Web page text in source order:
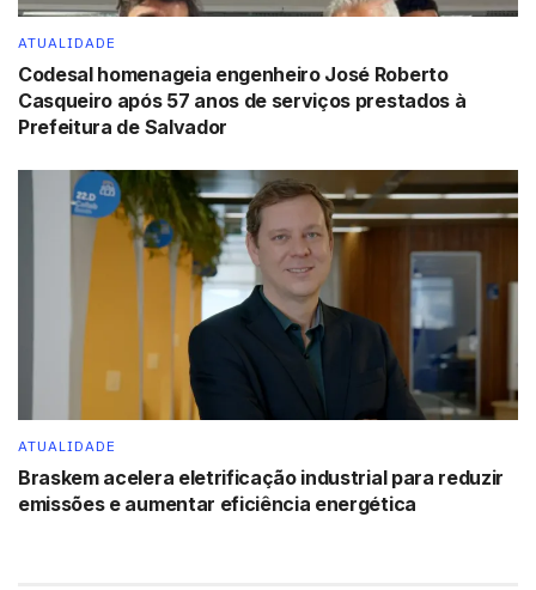
ATUALIDADE
Codesal homenageia engenheiro José Roberto
Casqueiro após 57 anos de serviços prestados à
Prefeitura de Salvador
ATUALIDADE
Braskem acelera eletrificação industrial para reduzir
emissões e aumentar eficiência energética